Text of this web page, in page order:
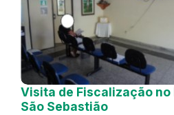
Visita de Fiscalização no
São Sebastião